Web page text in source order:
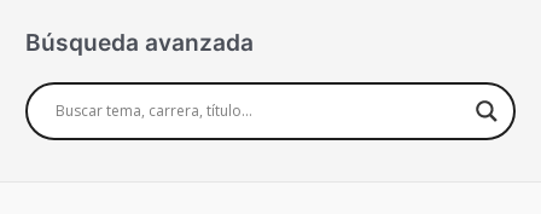
Búsqueda avanzada